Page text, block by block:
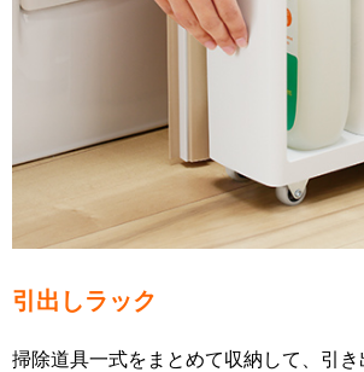
引出しラック
掃除道具一式をまとめて収納して、引き